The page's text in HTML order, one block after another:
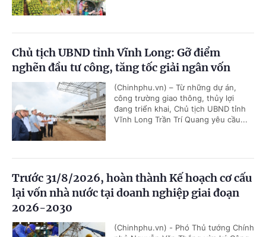
Chủ tịch UBND tỉnh Vĩnh Long: Gỡ điểm
nghẽn đầu tư công, tăng tốc giải ngân vốn
(Chinhphu.vn) – Từ những dự án,
công trường giao thông, thủy lợi
đang triển khai, Chủ tịch UBND tỉnh
Vĩnh Long Trần Trí Quang yêu cầu...
Trước 31/8/2026, hoàn thành Kế hoạch cơ cấu
lại vốn nhà nước tại doanh nghiệp giai đoạn
2026-2030
(Chinhphu.vn) - Phó Thủ tướng Chính